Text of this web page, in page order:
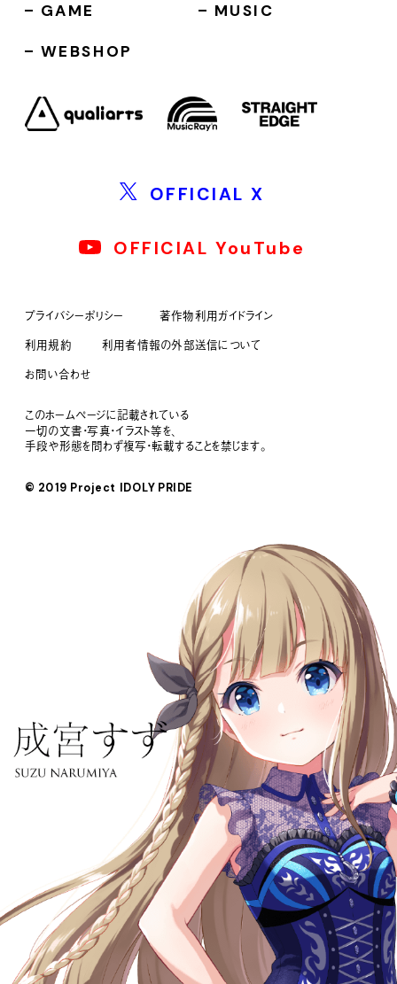
GAME
WEBSHOP
MUSIC
OFFICIAL X
OFFICIAL YouTube
プライバシーポリシー
著作物利用ガイドライン
利用規約
利用者情報の外部送信について
お問い合わせ
このホームページに記載されている
一切の文書・写真・イラスト等を、
手段や形態を問わず複写・転載することを禁じます。
© 2019 Project IDOLY PRIDE